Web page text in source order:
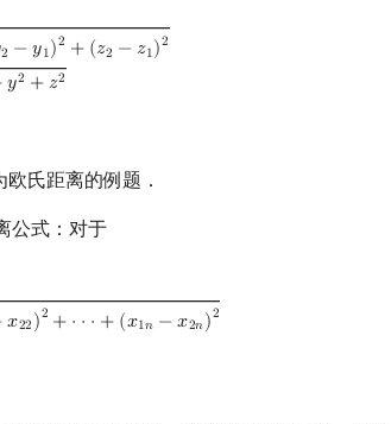
2 −𝑦1)2 + (𝑧2 −𝑧1)2
𝑦2 +𝑧2
z2−z1)2|P|=x2+y2+z2
氏距离的例题．
公式：对于
𝑥22)2 + ⋅ ⋅ ⋅ + (𝑥1𝑛 −𝑥2𝑛)2
+(x1n−x2n)2=∑i=1n(x1i−x2i)